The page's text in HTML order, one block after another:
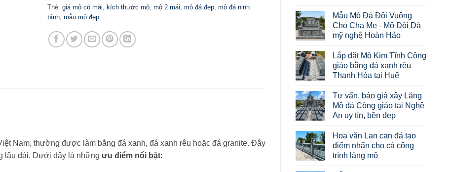
Mẫu Mộ Đá Đôi Vuông
Cho Cha Mẹ - Mộ Đôi Đá
mỹ nghệ Hoàn Hảo
Lắp đặt Mộ Kim Tĩnh Công
giáo bằng đá xanh rêu
Thanh Hóa tại Huế
Tư vấn, báo giá xây Lăng
Mộ đá Công giáo tại Nghệ
An uy tín, bền đẹp
Hoa văn Lan can đá tạo
điểm nhấn cho cả công
trình lăng mộ
Thẻ: giá mộ có mái kích thước mộ mộ 2 mái mộ đá đẹp mộ đá ninh
bình mẫu mộ đẹp
Nam, thường được làm bằng đá xanh, đá xanh rêu hoặc đá granite. Đây
lâu dài. Dưới đây là những ưu điểm nổi bật: